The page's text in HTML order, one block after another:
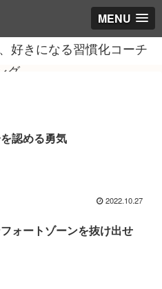
MENU
好きになる習慣化コーチ
グ
認める勇気
2022.10.27
ォートゾーンを抜け出せ